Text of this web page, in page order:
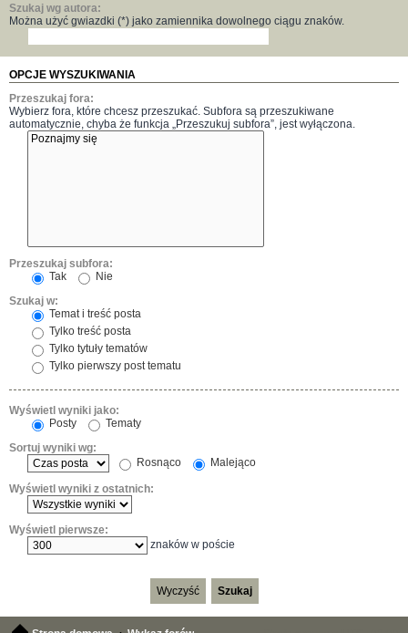
Szukaj wg autora:
Można użyć gwiazdki (*) jako zamiennika dowolnego ciągu znaków.
OPCJE WYSZUKIWANIA
Przeszukaj fora:
Wybierz fora, które chcesz przeszukać. Subfora są przeszukiwane
automatycznie, chyba że funkcja „Przeszukuj subfora”, jest wyłączona.
Przeszukaj subfora:
Tak
Nie
Szukaj w:
Temat i treść posta
Tylko treść posta
Tylko tytuły tematów
Tylko pierwszy post tematu
Wyświetl wyniki jako:
Posty
Tematy
Sortuj wyniki wg:
Rosnąco
Malejąco
Wyświetl wyniki z ostatnich:
Wyświetl pierwsze:
znaków w poście